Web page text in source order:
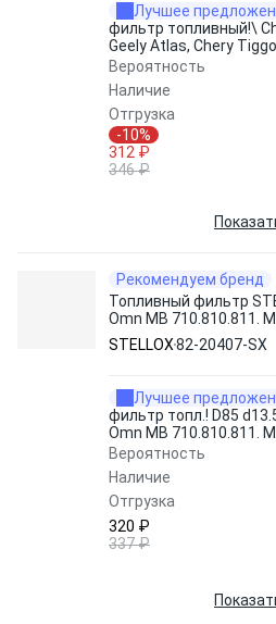
Лучшее
фильтр топливный!\
Geely Atlas, Chery
Вероятность
Наличие
Отгрузка
-10%
312 ₽
346 ₽
Рекомендуем бренд
Топливный фильтр
Omn MB 710.810.811.
TERMOKING
STELLOX82-20407-SX
Лучшее
фильтр топл.! D85
Omn MB 710.810.811.
Вероятность
Наличие
Отгрузка
320 ₽
337 ₽